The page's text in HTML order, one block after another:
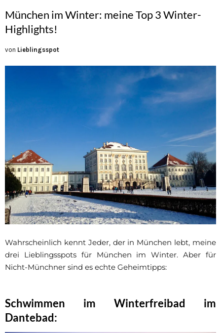
München im Winter: meine Top 3 Winter-
Highlights!
von Lieblingsspot
Wahrscheinlich kennt Jeder, der in München lebt, meine
drei Lieblingsspots für München im Winter. Aber für
Nicht-Münchner sind es echte Geheimtipps:
Schwimmen im Winterfreibad im
Dantebad: